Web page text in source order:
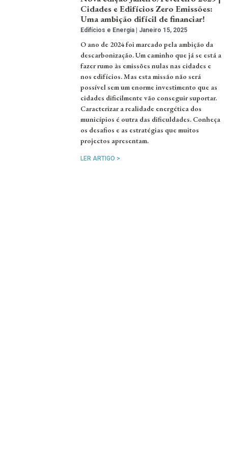
Cidades e Edifícios Zero Emissões:
Uma ambição difícil de financiar!
Edifícios e Energia Janeiro 15, 2025
O ano de 2024 foi marcado pela ambição da
descarbonização. Um caminho que já se está a
fazer rumo às emissões nulas nas cidades e
nos edifícios. Mas esta missão não será
possível sem um enorme investimento que as
cidades dificilmente vão conseguir suportar.
Caracterizar a realidade energética dos
municípios é outra das dificuldades. Conheça
os desafios e as estratégias que muitos
projectos apresentam.
LER ARTIGO >